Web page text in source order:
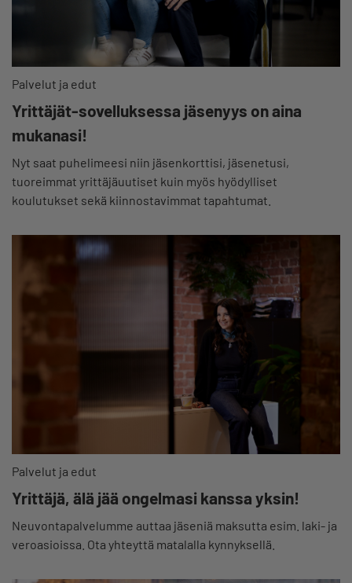
Palvelut ja edut
Yrittäjät-sovelluksessa jäsenyys on aina
mukanasi!
Nyt saat puhelimeesi niin jäsenkorttisi, jäsenetusi,
tuoreimmat yrittäjäuutiset kuin myös hyödylliset
koulutukset sekä kiinnostavimmat tapahtumat.
Palvelut ja edut
Yrittäjä, älä jää ongelmasi kanssa yksin!
Neuvontapalvelumme auttaa jäseniä maksutta esim. laki- ja
veroasioissa. Ota yhteyttä matalalla kynnyksellä.